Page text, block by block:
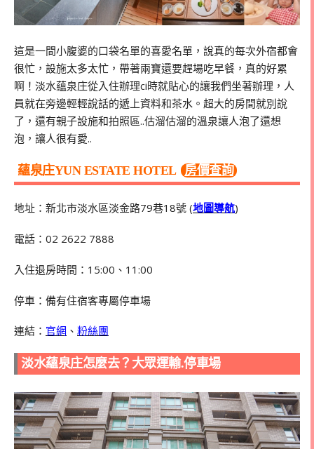
這是一間小腹婆的口袋名單的喜愛名單，說真的每次外宿都會
很忙，設施太多太忙，帶著兩寶還要趕場吃早餐，真的好累
啊！淡水蘊泉庄從入住辦理ci時就貼心的讓我們坐著辦理，人
員就在旁邊輕輕說話的遞上資料和茶水。超大的房間就別說
了，還有親子設施和拍照區..估溜估溜的溫泉讓人泡了還想
泡，讓人很有愛..
蘊泉庄YUN ESTATE HOTEL 房價查詢
地址：新北市淡水區淡金路79巷18號 (地圖導航)
電話：02 2622 7888
入住退房時間：15:00、11:00
停車：備有住宿客專屬停車場
連結： 官網 、 粉絲團
淡水蘊泉庄怎麼去？大眾運輸.停車場